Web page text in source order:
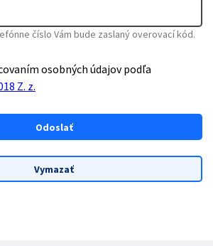
číslo Vám bude zaslaný overovací kód.
osobných údajov podľa
Z. z.